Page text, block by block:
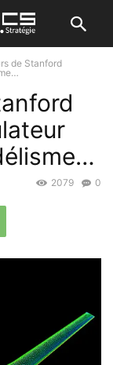
de Stanford
0
2079